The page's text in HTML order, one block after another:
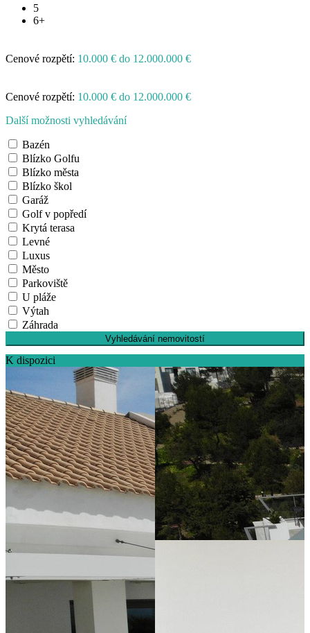
5
6+
Cenové rozpětí: 10.000 € do 12.000.000 €
Cenové rozpětí: 10.000 € do 12.000.000 €
Další možnosti vyhledávání
Bazén
Blízko Golfu
Blízko města
Blízko škol
Garáž
Golf v popředí
Krytá terasa
Levné
Luxus
Město
Parkoviště
U pláže
Výtah
Záhrada
Vyhledávání nemovitostí
K dispozici